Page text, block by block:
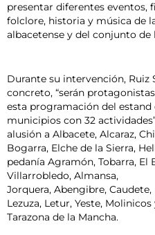
presentar diferentes eventos,
folclore, historia y música de
albacetense y del conjunto
Durante su intervención, Ruiz
concreto, “serán
esta programación del estand
municipios con 32
alusión a Albacete, Alcaraz,
Bogarra, Elche de la Sierra,
pedanía Agramón, Tobarra, El
Villarrobledo, Almansa,
Jorquera, Abengibre,
Lezuza, Letur, Yeste, Molinicos
Tarazona de la Mancha.